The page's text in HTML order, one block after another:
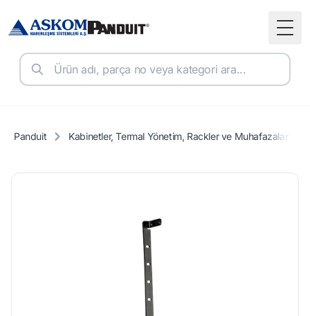
Panduit Kabinetler, Termal Yönetim, Rackler ve Muhafazalar